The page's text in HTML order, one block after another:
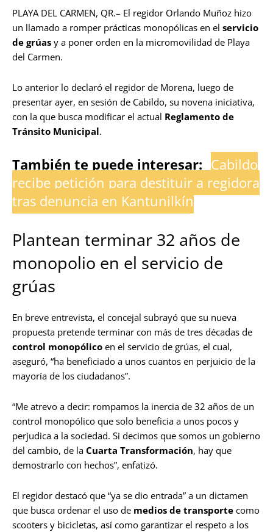
PLAYA DEL CARMEN, QR.– El regidor Orlando Muñoz hizo
un llamado a romper prácticas monopólicas en el servicio
de grúas y a poner orden en la micromovilidad de Playa
del Carmen.
Lo anterior lo declaró el regidor de Morena, luego de
presentar ayer, en sesión de Cabildo, su novena iniciativa,
con la que busca modificar el actual Reglamento de
Tránsito Municipal.
También te puede interesar: Cabildo
recibe petición para destituir a regidora
tras denuncia en Kantunilkín
Plantean terminar 32 años de
monopolio en el servicio de
grúas
En breve entrevista, el concejal subrayó que su nueva
propuesta pretende terminar con más de tres décadas de
control monopólico en el servicio de grúas, el cual,
aseguró, “ha beneficiado a unos cuantos en perjuicio de la
mayoría de los ciudadanos”.
“Me atrevo a decir: rompamos la inercia de 32 años de un
control monopólico que solo beneficia a unos pocos y
perjudica a la sociedad. Si decimos que somos un gobierno
del cambio, de la Cuarta Transformación, hay que
demostrarlo con hechos”, enfatizó.
El regidor destacó que “ya se dio entrada” a un dictamen
que busca ordenar el uso de medios de transporte como
scooters y bicicletas, así como garantizar el respeto a los